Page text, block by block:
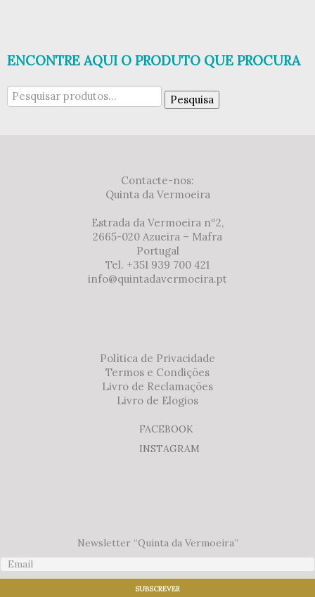
ENCONTRE AQUI O PRODUTO QUE PROCURA
Pesquisar
por:
Pesquisa
Contacte-nos:
Quinta da Vermoeira
Estrada da Vermoeira nº2,
2665-020 Azueira – Mafra
Portugal
Tel. +351 939 700 421
info@quintadavermoeira.pt
Política de Privacidade
Termos e Condições
Livro de Reclamações
Livro de Elogios
FACEBOOK
INSTAGRAM
Newsletter “Quinta da Vermoeira”